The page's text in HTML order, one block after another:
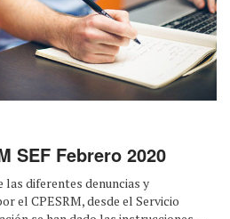
SEF Febrero 2020
las diferentes denuncias y
el CPESRM, desde el Servicio